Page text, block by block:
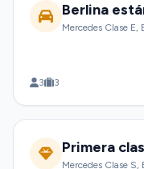
Berlina
Mercedes Clase
3 3
Primera
Mercedes Clase